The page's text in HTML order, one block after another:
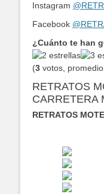
Instagram
Facebook
¿Cuánto te han
(3 votos,
RETRATOS
CARRETERA
RETRATOS